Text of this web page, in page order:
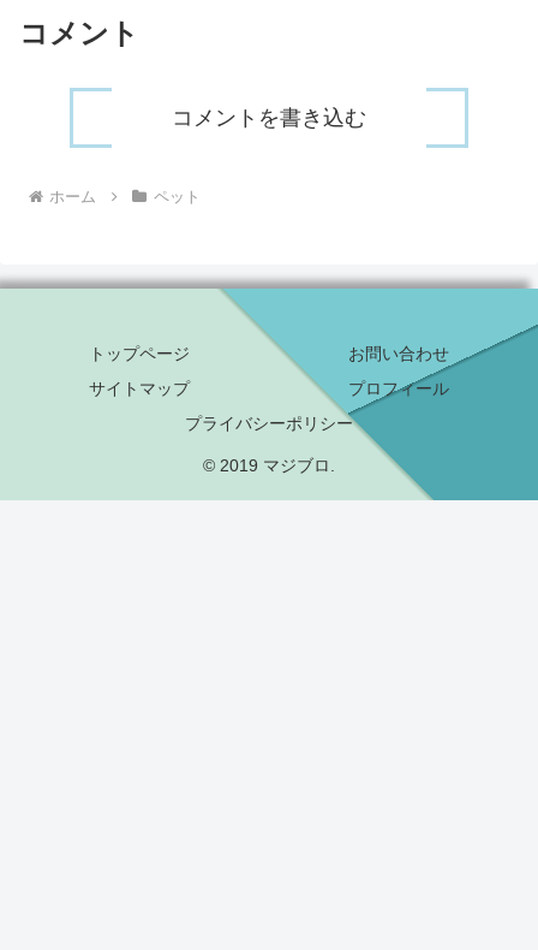
コメント
コメントを書き込む
ホーム ペット
トップページ
お問い合わせ
サイトマップ
プロフィール
プライバシーポリシー
© 2019 マジブロ.